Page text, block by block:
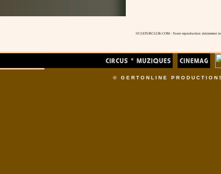
©CULTURCLUB.COM - Toute reproduction strictement
© GERTONLINE